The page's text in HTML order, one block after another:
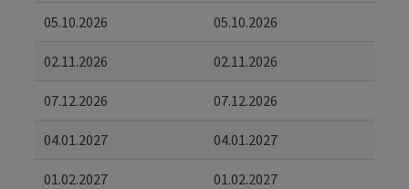
05.10.2026 05.10.2026
02.11.2026 02.11.2026
07.12.2026 07.12.2026
04.01.2027 04.01.2027
01.02.2027 01.02.2027